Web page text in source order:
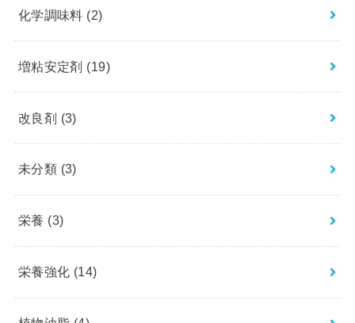
化学調味料 (2)
増粘安定剤 (19)
改良剤 (3)
未分類 (3)
栄養 (3)
栄養強化 (14)